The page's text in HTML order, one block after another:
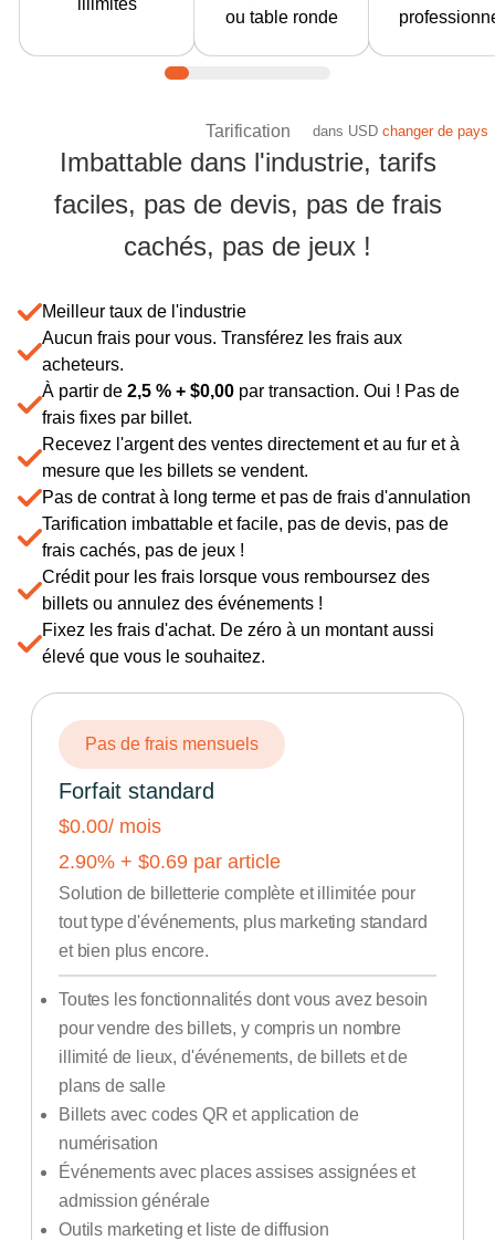
illimités
lieux à travers
ou table ronde
style boîte de
siège.
Apprendre
encore plus
de contrôle
porte prend
rentrée"
que vous
tamponner
Économisez
Tarification dans USD changer de pays
Imbattable dans l'industrie, tarifs
faciles, pas de devis, pas de frais
cachés, pas de jeux !
Meilleur taux de l'industrie
Aucun frais pour vous. Transférez les frais aux
acheteurs.
À partir de 2,5 % + $0,00 par transaction. Oui ! Pas de
frais fixes par billet.
Recevez l'argent des ventes directement et au fur et à
mesure que les billets se vendent.
Pas de contrat à long terme et pas de frais d'annulation
Tarification imbattable et facile, pas de devis, pas de
frais cachés, pas de jeux !
Crédit pour les frais lorsque vous remboursez des
billets ou annulez des événements !
Fixez les frais d'achat. De zéro à un montant aussi
élevé que vous le souhaitez.
Pas de frais mensuels
Forfait standard
$0.00/ mois
2.90% + $0.69 par article
Solution de billetterie complète et illimitée pour
tout type d'événements, plus marketing standard
et bien plus encore.
Toutes les fonctionnalités dont vous avez besoin
pour vendre des billets, y compris un nombre
illimité de lieux, d'événements, de billets et de
plans de salle
Billets avec codes QR et application de
numérisation
Événements avec places assises assignées et
admission générale
Outils marketing et liste de diffusion